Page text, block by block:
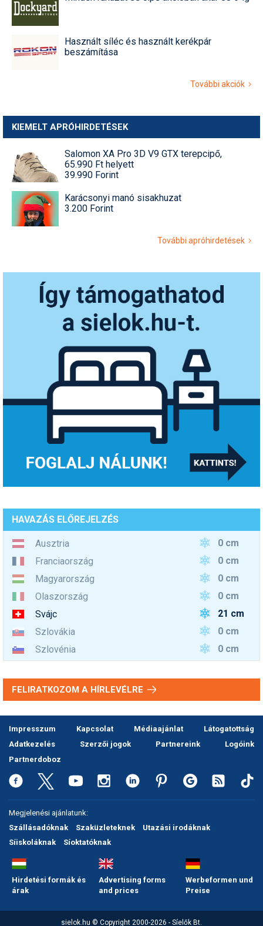
Használt síléc és használt kerékpár
beszámítása
További akciók
KIEMELT APRÓHIRDETÉSEK
Salomon XA Pro 3D V9 GTX terepcipő,
65.990 Ft helyett
39.990 Forint
Karácsonyi manó sisakhuzat
3.200 Forint
További apróhirdetések
HAVAZÁS ELŐREJELZÉS
Ausztria
0 cm
Franciaország
0 cm
Magyarország
0 cm
Olaszország
0 cm
Svájc
21 cm
Szlovákia
0 cm
Szlovénia
0 cm
FELIRATKOZOM A HÍRLEVÉLRE
Impresszum Kapcsolat Médiaajánlat
Látogatottság
Adatkezelés
Szerzői jogok Partnereink
Logóink
Partnerdoboz
Megjelenési ajánlatunk:
Szállásadóknak
Szaküzleteknek
Utazási irodáknak
Síiskoláknak
Síoktatóknak
Hirdetési formák és
árak
Advertising forms
and prices
Werbeformen und
Preise
sielok.hu © Copyright 2000-2026 - Síelők Bt.